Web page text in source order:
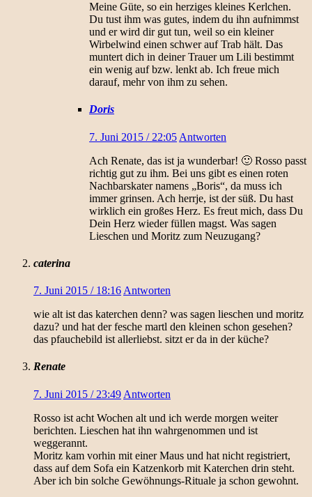
Meine Güte, so ein herziges kleines Kerlchen.
Du tust ihm was gutes, indem du ihn aufnimmst
und er wird dir gut tun, weil so ein kleiner
Wirbelwind einen schwer auf Trab hält. Das
muntert dich in deiner Trauer um Lili bestimmt
ein wenig auf bzw. lenkt ab. Ich freue mich
darauf, mehr von ihm zu sehen.
Doris
7. Juni 2015 / 22:05 Antworten
Ach Renate, das ist ja wunderbar! 🙂 Rosso passt
richtig gut zu ihm. Bei uns gibt es einen roten
Nachbarskater namens „Boris“, da muss ich
immer grinsen. Ach herrje, ist der süß. Du hast
wirklich ein großes Herz. Es freut mich, dass Du
Dein Herz wieder füllen magst. Was sagen
Lieschen und Moritz zum Neuzugang?
caterina
7. Juni 2015 / 18:16 Antworten
wie alt ist das katerchen denn? was sagen lieschen und moritz
dazu? und hat der fesche martl den kleinen schon gesehen?
das pfauchebild ist allerliebst. sitzt er da in der küche?
Renate
7. Juni 2015 / 23:49 Antworten
Rosso ist acht Wochen alt und ich werde morgen weiter
berichten. Lieschen hat ihn wahrgenommen und ist
weggerannt.
Moritz kam vorhin mit einer Maus und hat nicht registriert,
dass auf dem Sofa ein Katzenkorb mit Katerchen drin steht.
Aber ich bin solche Gewöhnungs-Rituale ja schon gewohnt.